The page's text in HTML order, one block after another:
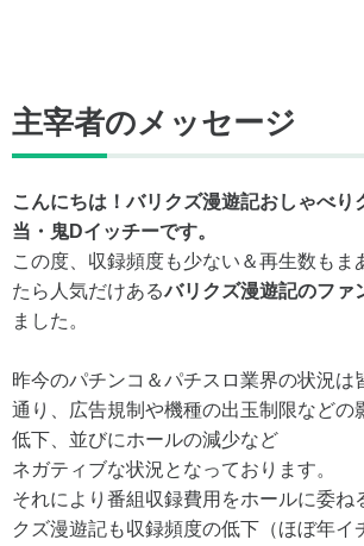
主宰者のメッセージ
こんにちは！バリクズ漫遊記おしゃべり
当・鬼Dイッチーです。
この度、収録頻度も少ない＆再生数もま
たら人気だけあるバリクズ漫遊記のファ
ました。
昨今のパチンコ＆パチスロ業界の状況は
通り、広告規制や機種の出玉制限などの
低下、並びにホールの減少など
ネガティブな状況となっております。
それにより番組収録費用をホールに委ね
クズ漫遊記も収録頻度の低下（ほぼ年イ